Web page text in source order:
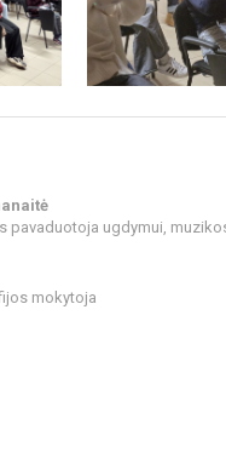
pavaduotoja ugdymui,
mokytoja